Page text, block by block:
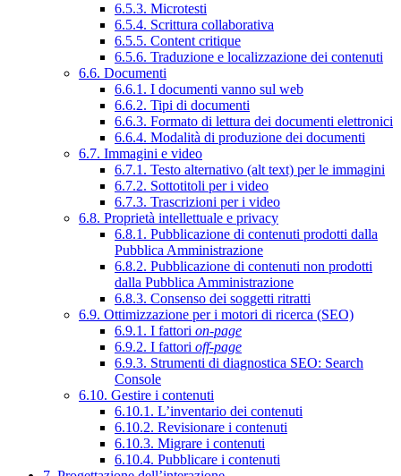
6.5.3. Microtesti
6.5.4. Scrittura collaborativa
6.5.5. Content critique
6.5.6. Traduzione e localizzazione dei contenuti
6.6. Documenti
6.6.1. I documenti vanno sul web
6.6.2. Tipi di documenti
6.6.3. Formato di lettura dei documenti elettronici
6.6.4. Modalità di produzione dei documenti
6.7. Immagini e video
6.7.1. Testo alternativo (alt text) per le immagini
6.7.2. Sottotitoli per i video
6.7.3. Trascrizioni per i video
6.8. Proprietà intellettuale e privacy
6.8.1. Pubblicazione di contenuti prodotti dalla
Pubblica Amministrazione
6.8.2. Pubblicazione di contenuti non prodotti
dalla Pubblica Amministrazione
6.8.3. Consenso dei soggetti ritratti
6.9. Ottimizzazione per i motori di ricerca (SEO)
6.9.1. I fattori on-page
6.9.2. I fattori off-page
6.9.3. Strumenti di diagnostica SEO: Search
Console
6.10. Gestire i contenuti
6.10.1. L’inventario dei contenuti
6.10.2. Revisionare i contenuti
6.10.3. Migrare i contenuti
6.10.4. Pubblicare i contenuti